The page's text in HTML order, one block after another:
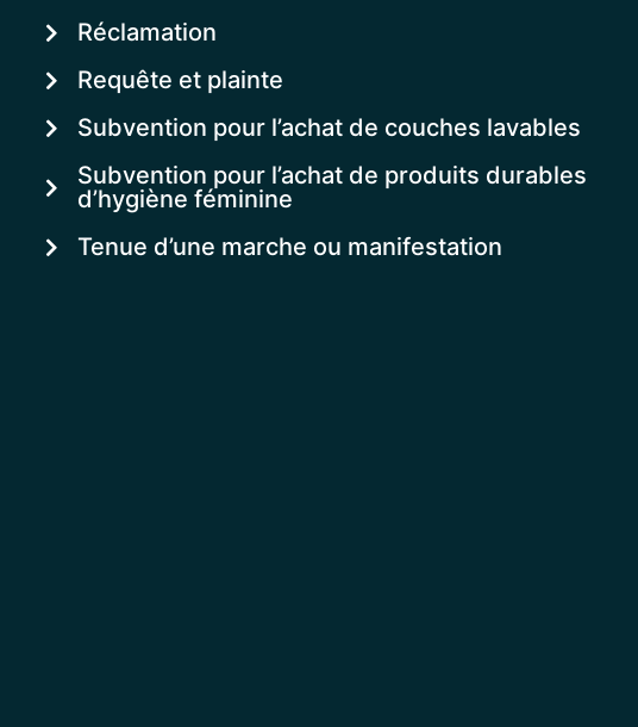
Réclamation
Requête et plainte
Subvention pour l’achat de couches lavables
Subvention pour l’achat de produits durables
d’hygiène féminine
Tenue d’une marche ou manifestation